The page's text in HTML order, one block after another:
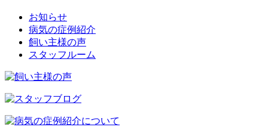
お知らせ
病気の症例紹介
飼い主様の声
スタッフルーム